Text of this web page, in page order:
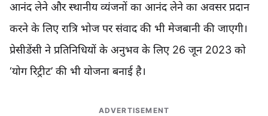
आनंद लेने और स्थानीय व्यंजनों का आनंद लेने का अवसर प्रदान
करने के लिए रात्रि भोज पर संवाद की भी मेजबानी की जाएगी।
प्रेसीडेंसी ने प्रतिनिधियों के अनुभव के लिए 26 जून 2023 को
‘योग रिट्रीट’ की भी योजना बनाई है।
ADVERTISEMENT